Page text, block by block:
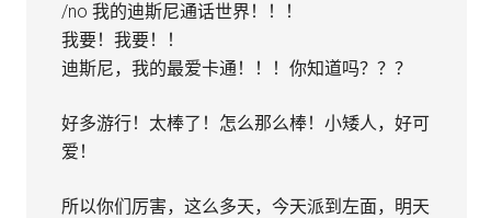
/no 我的迪斯尼通话世界！！！
我要！我要！！
迪斯尼，我的最爱卡通！！！你知道吗？？？
好多游行！太棒了！怎么那么棒！小矮人，好可
爱！
所以你们厉害，这么多天，今天派到左面，明天